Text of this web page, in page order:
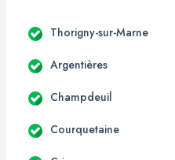
Thorigny-sur-Marne
Argentières
Champdeuil
Courquetaine